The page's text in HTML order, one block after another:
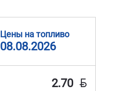
Цены на топливо
08.08.2026
2.70 BYN